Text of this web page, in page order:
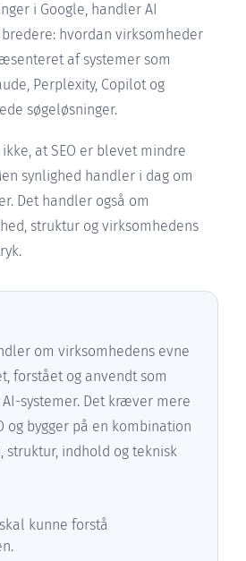
i Google, handler AI
hvordan virksomheder
af systemer som
Perplexity, Copilot og
søgeløsninger.
at SEO er blevet mindre
synlighed handler i dag om
Det handler også om
struktur og virksomhedens
om virksomhedens evne
forstået og anvendt som
systemer. Det kræver mere
og bygger på en kombination
indhold og teknisk
kunne forstå